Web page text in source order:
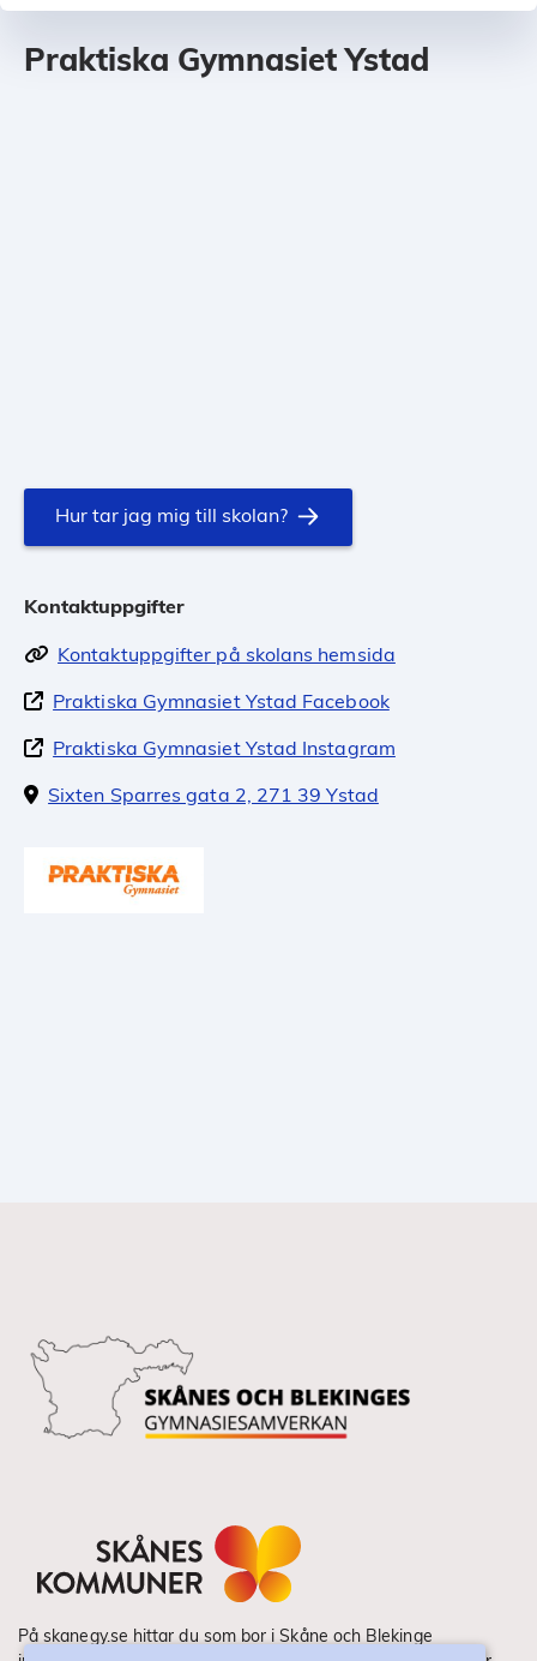
Praktiska Gymnasiet Ystad
Hur tar jag mig till skolan?
Kontaktuppgifter
Kontaktuppgifter på skolans hemsida
Praktiska Gymnasiet Ystad Facebook
Praktiska Gymnasiet Ystad Instagram
Sixten Sparres gata 2, 271 39 Ystad
På skanegy.se hittar du som bor i Skåne och Blekinge